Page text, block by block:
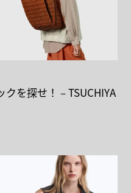
クを探せ！ – TSUCHIYA